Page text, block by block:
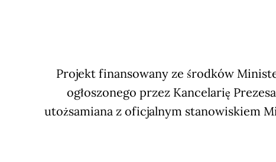
Projekt finansowany ze środków
ogłoszonego przez Kancelarię
utożsamiana z oficjalnym stanowiskiem